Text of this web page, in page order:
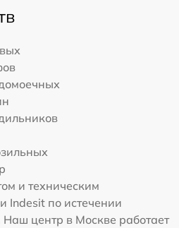
и техническим
Indesit по истечении
центр в Москве работает